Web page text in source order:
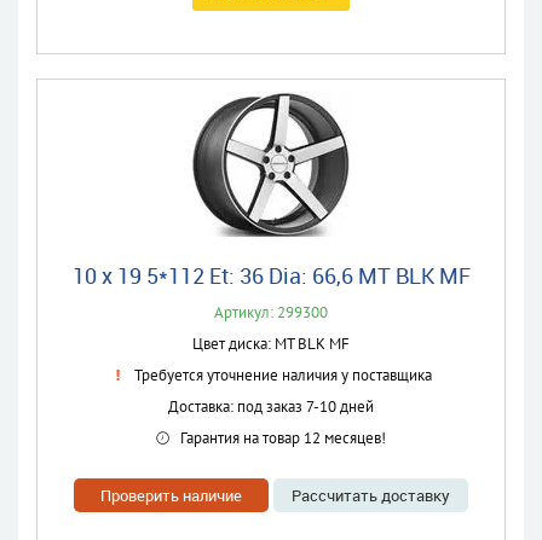
10 x 19 5*112 Et: 36 Dia: 66,6 MT BLK MF
Артикул: 299300
Цвет диска: MT BLK MF
Требуется уточнение наличия у поставщика
Доставка: под заказ 7-10 дней
Гарантия на товар 12 месяцев!
Проверить наличие Рассчитать доставку